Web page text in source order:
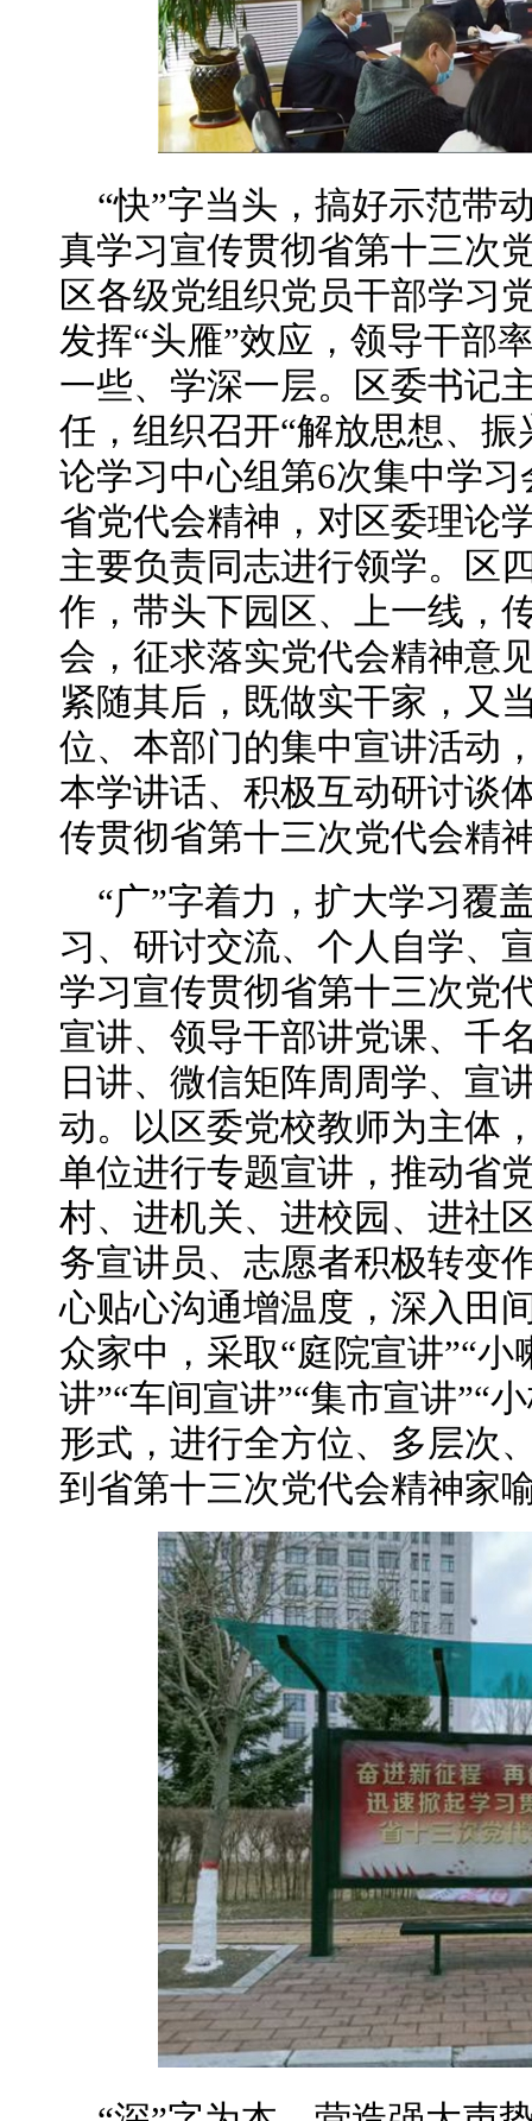
“快”字当头，搞好示范带
真学习宣传贯彻省第十三次
区各级党组织党员干部学习
发挥“头雁”效应，领导干部
一些、学深一层。区委书记
任，组织召开“解放思想、
论学习中心组第6次集中学
省党代会精神，对区委理论
主要负责同志进行领学。区
作，带头下园区、上一线，
会，征求落实党代会精神意
紧随其后，既做实干家，又
位、本部门的集中宣讲活动
本学讲话、积极互动研讨谈
传贯彻省第十三次党代会精
“广”字着力，扩大学习覆
习、研讨交流、个人自学、
学习宣传贯彻省第十三次党
宣讲、领导干部讲党课、千
日讲、微信矩阵周周学、宣
动。以区委党校教师为主体
单位进行专题宣讲，推动省
村、进机关、进校园、进社
务宣讲员、志愿者积极转变
心贴心沟通增温度，深入田
众家中，采取“庭院宣讲”“
讲”“车间宣讲”“集市宣讲”“
形式，进行全方位、多层次
到省第十三次党代会精神家